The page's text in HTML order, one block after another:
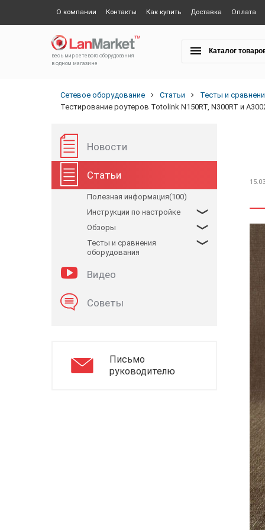
О компании Контакты Как купить Доставка Оплата
весь мир сетевого оборудования
в одном магазине
Каталог
Сетевое оборудование Статьи
Тесты и
Тестирование роутеров Totolink N150RT, N300RT и
Новости
Статьи
Полезная информация(100)
Инструкции по настройке
Обзоры
Тесты и сравнения
оборудования
Видео
Советы
Письмо
руководителю